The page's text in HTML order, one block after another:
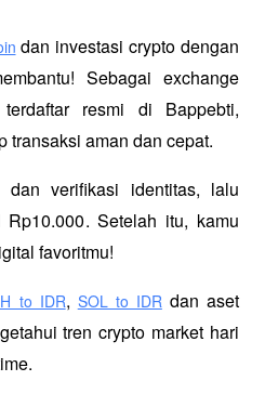
dan investasi crypto dengan
Sebagai exchange
resmi di Bappebti,
transaksi aman dan cepat.
dan verifikasi identitas, lalu
Setelah itu, kamu
favoritmu!
to IDR, SOL to IDR dan aset
tren crypto market hari